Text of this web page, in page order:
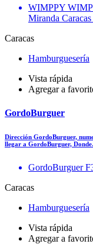
WIMPPY
Miranda
Caracas
Hamburguesería
Vista rápida
Agregar a
GordoBurguer
Dirección GordoBurguer,
llegar a GordoBurguer,
GordoBurguer
Caracas
Hamburguesería
Vista rápida
Agregar a